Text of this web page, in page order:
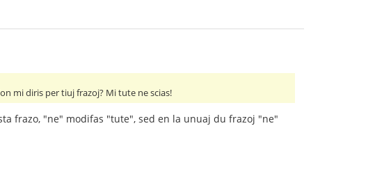
mi diris per tiuj frazoj? Mi tute ne scias!
frazo, "ne" modifas "tute", sed en la unuaj du frazoj "ne"